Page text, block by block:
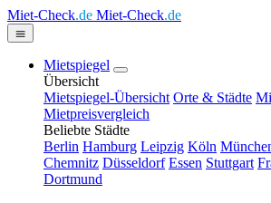
Miet-Check.de Miet-Check.de
Mietspiegel
Übersicht
Mietspiegel-Übersicht Orte & Städte
Mietpreisvergleich
Beliebte Städte
Berlin Hamburg Leipzig Köln
Chemnitz Düsseldorf Essen Stuttgart
Dortmund